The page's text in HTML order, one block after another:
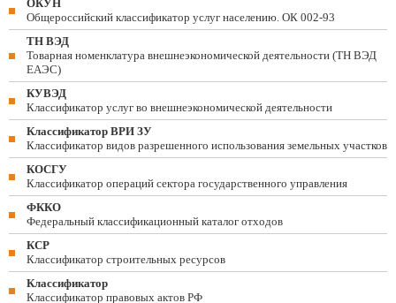
ОКУН
Общероссийский классификатор услуг населению. ОК 002-93
ТН ВЭД
Товарная номенклатура внешнеэкономической деятельности (ТН ВЭД
ЕАЭС)
КУВЭД
Классификатор услуг во внешнеэкономической деятельности
Классификатор ВРИ ЗУ
Классификатор видов разрешенного использования земельных участков
КОСГУ
Классификатор операций сектора государственного управления
ФККО
Федеральный классификационный каталог отходов
КСР
Классификатор строительных ресурсов
Классификатор
Классификатор правовых актов РФ